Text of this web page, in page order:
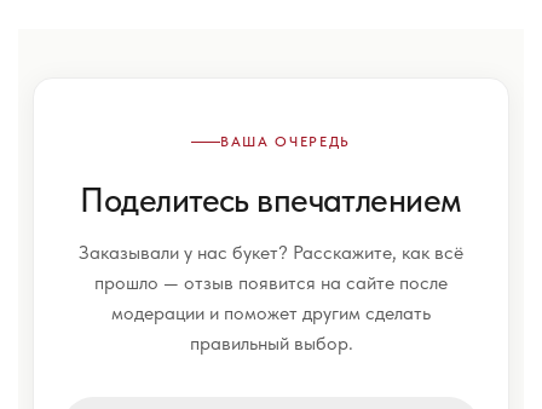
ВАША ОЧЕРЕДЬ
Поделитесь впечатлением
Заказывали у нас букет? Расскажите, как всё
прошло — отзыв появится на сайте после
модерации и поможет другим сделать
правильный выбор.